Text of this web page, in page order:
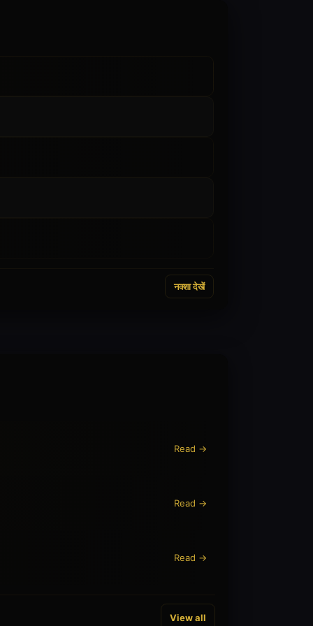
नक्शा देखें
Read →
Read →
Read →
View all